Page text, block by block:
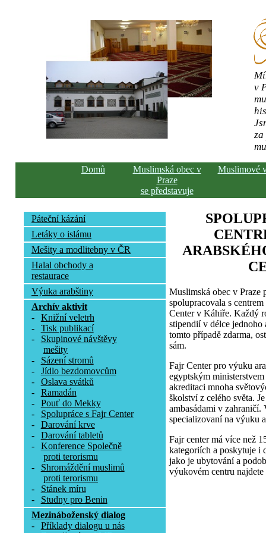
v
Domů
Muslimská obec v
Praze
se představuje
Muslimové
Páteční kázání
Letáky o islámu
Mešity a modlitebny v ČR
Halal obchody a
restaurace
Výuka arabštiny
Archív aktivit
-
Knižní veletrh
-
Tisk publikací
-
Skupinové návštěvy
mešity
-
Sázení stromů
-
Jídlo bezdomovcům
-
Oslava svátků
-
Ramadán
-
Pouť do Mekky
-
Spolupráce s Fajr Center
-
Darování krve
-
Darování tabletů
-
Konference Společně
proti terorismu
-
Shromáždění muslimů
proti terorismu
-
Stánek míru
-
Studny pro Benin
Mezináboženský dialog
-
Příklady dialogu u nás
Muslimská obec v Praze
spolupracovala s
Center v Káhiře. Každý
stipendií v délce
tomto případě zdarma,
sám.
Fajr Center pro výuku
egyptským
akreditaci mnoha
školství z celého světa.
ambasádami v
specializovaní na výuku
Fajr center má více než
kategoriích a poskytuje i
jako je ubytování a
výukovém centru